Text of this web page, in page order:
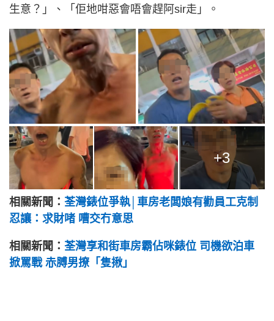
生意？」、「佢地咁惡會唔會趕阿sir走」。
+3
相關新聞： 荃灣錶位爭執│車房老闆娘有勸員工克制
忍讓：求財啫 嘈交冇意思
相關新聞： 荃灣享和街車房霸佔咪錶位 司機欲泊車
掀罵戰 赤膊男撩「隻揪」